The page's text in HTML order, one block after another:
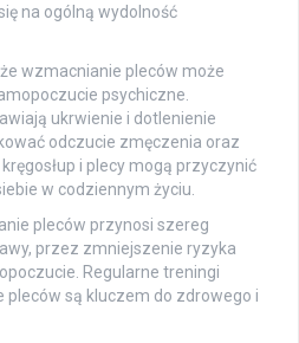
na ogólną wydolność
wzmacnianie pleców może
psychiczne.
ukrwienie i dotlenienie
odczucie zmęczenia oraz
i plecy mogą przyczynić
w codziennym życiu.
pleców przynosi szereg
przez zmniejszenie ryzyka
Regularne treningi
pleców są kluczem do zdrowego i